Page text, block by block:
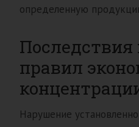
определенную
правил
Нарушение